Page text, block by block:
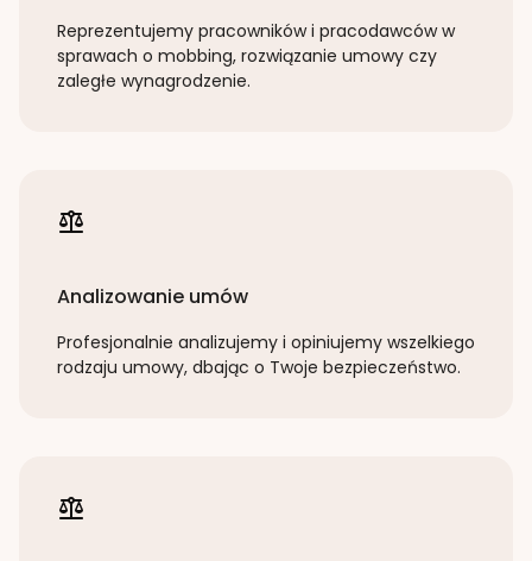
Reprezentujemy pracowników i pracodawców w
sprawach o mobbing, rozwiązanie umowy czy
zaległe wynagrodzenie.
Analizowanie umów
Profesjonalnie analizujemy i opiniujemy wszelkiego
rodzaju umowy, dbając o Twoje bezpieczeństwo.